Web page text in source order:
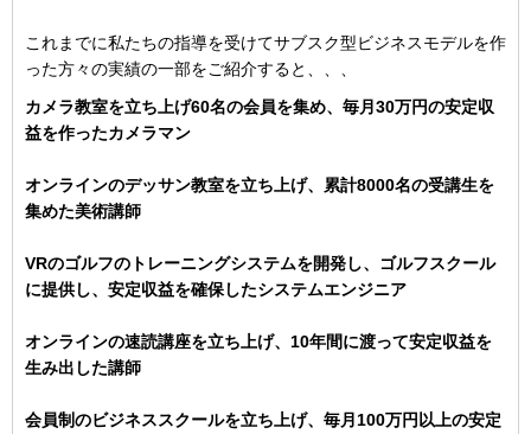
これまでに私たちの指導を受けてサブスク型ビジネスモデルを作
った方々の実績の一部をご紹介すると、、、
カメラ教室を立ち上げ60名の会員を集め、毎月30万円の安定収
益を作ったカメラマン
オンラインのデッサン教室を立ち上げ、累計8000名の受講生を
集めた美術講師
VRのゴルフのトレーニングシステムを開発し、ゴルフスクール
に提供し、安定収益を確保したシステムエンジニア
オンラインの速読講座を立ち上げ、10年間に渡って安定収益を
生み出した講師
会員制のビジネススクールを立ち上げ、毎月100万円以上の安定